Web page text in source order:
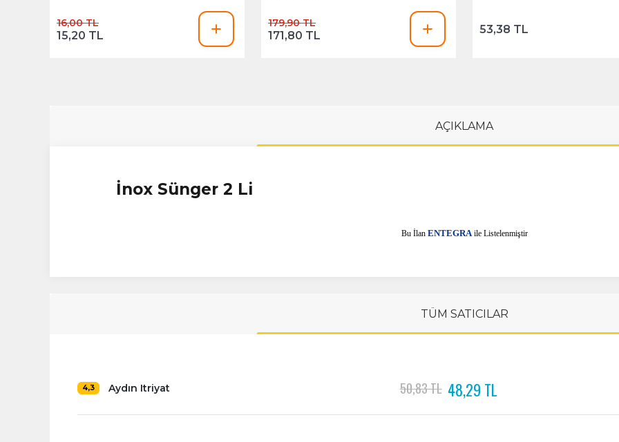
16,00 TL
15,20 TL
179,90 TL
171,80 TL 53,38 TL
AÇIKLAMA
İnox Sünger 2 Li
Bu İlan ENTEGRAile Listelenmiştir
TÜM SATICILAR
4,3 Aydın Itriyat 50,83 TL 48,29 TL